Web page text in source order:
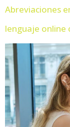
Abreviaciones
lenguaje online